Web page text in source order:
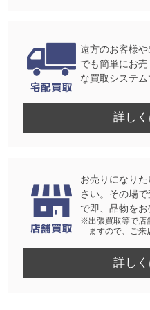
遠方のお客様
でも簡単にお
な買取システム
詳し
お売りになり
さい。その場
で即、品物をお
※出張買取等で店
ますので、ご来
詳し